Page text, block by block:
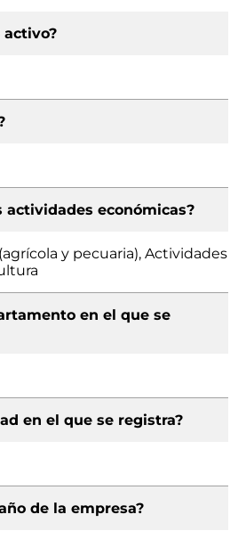
activo?
actividades económicas?
y pecuaria), Actividades
en el que se
en el que se registra?
de la empresa?